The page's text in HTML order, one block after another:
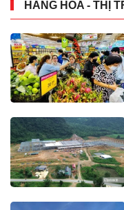
HÀNG HÓA - THỊ